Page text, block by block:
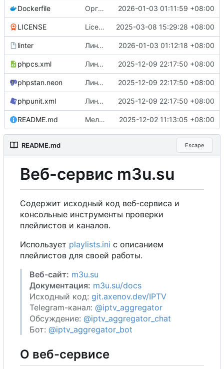
Dockerfile Организация docker-окружения 2026-01-03 01:11:59 +08:00
LICENSE License file 2025-03-08 15:29:28 +08:00
linter Линтовка 2026-01-03 01:12:18 +08:00
phpcs.xml Линтеры 2025-12-09 22:17:50 +08:00
phpstan.neon Линтеры 2025-12-09 22:17:50 +08:00
phpunit.xml Линтеры 2025-12-09 22:17:50 +08:00
README.md Мелочи по README 2025-12-02 11:13:05 +08:00
README.md Escape
Веб-сервис m3u.su
Содержит исходный код веб-сервиса и
консольные инструменты проверки
плейлистов и каналов.
Использует playlists.ini с описанием
плейлистов для своей работы.
Веб-сайт: m3u.su
Документация: m3u.su/docs
Исходный код: git.axenov.dev/IPTV
Telegram-канал: @iptv_aggregator
Обсуждение: @iptv_aggregator_chat
Бот: @iptv_aggregator_bot
О веб-сервисе